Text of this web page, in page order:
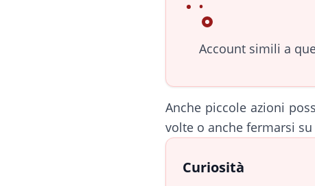
Account simili a
Anche piccole azioni
volte o anche fermarsi
Curiosità